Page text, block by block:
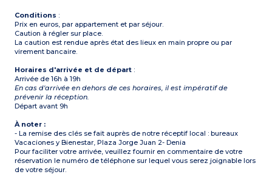
Conditions :
Prix en euros, par appartement et par séjour.
Caution à régler sur place.
La caution est rendue après état des lieux en main propre ou par
virement bancaire.
Horaires d'arrivée et de départ :
Arrivée de 16h à 19h
En cas d'arrivée en dehors de ces horaires, il est impératif de
prévenir la réception.
Départ avant 9h
À noter :
- La remise des clés se fait auprès de notre réceptif local : bureaux
Vacaciones y Bienestar, Plaza Jorge Juan 2- Denia
Pour faciliter votre arrivée, veuillez fournir en commentaire de votre
réservation le numéro de téléphone sur lequel vous serez joignable lors
de votre séjour.